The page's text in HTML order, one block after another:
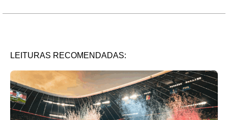
LEITURAS RECOMENDADAS: